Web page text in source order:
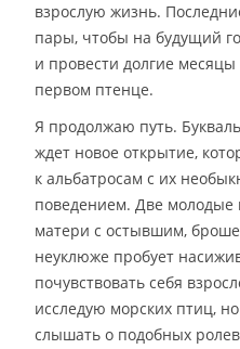
взрослую жизнь.
пары, чтобы на будущий
и провести долгие месяцы
первом птенце.
Я продолжаю путь.
ждет новое открытие,
к альбатросам с их
поведением. Две молодые
матери с остывшим,
неуклюже пробует
почувствовать себя
исследую морских птиц,
слышать о подобных